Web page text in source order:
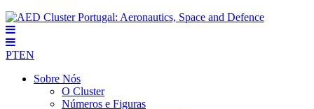
PTEN
Sobre Nós
O Cluster
Números e Figuras